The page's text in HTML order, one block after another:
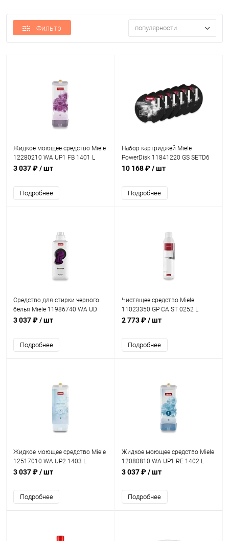
Фильтр популярности
Жидкое моющее средство Miele
12280210 WA UP1 FB 1401 L
UltraPhase 1 FloralBoost Limited
3 037 ₽/ шт
Подробнее
Набор картриджей Miele
PowerDisk 11841220 GS SETD6
10 168 ₽/ шт
Подробнее
Средство для стирки черного
белья Miele 11986740 WA UD
1502 L UltraDark
3 037 ₽/ шт
Подробнее
Чистящее средство Miele
11023350 GP CA ST 0252 L
2 773 ₽/ шт
Подробнее
Жидкое моющее средство Miele
12517010 WA UP2 1403 L
UltraPhase 2 Edition125
3 037 ₽/ шт
Подробнее
Жидкое моющее средство Miele
12080810 WA UP1 RE 1402 L
UltraPhase 1 Refresh Elixir
3 037 ₽/ шт
Подробнее